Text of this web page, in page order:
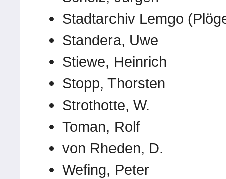
Stadtarchiv Lemgo
Standera, Uwe
Stiewe, Heinrich
Stopp, Thorsten
Strothotte, W.
Toman, Rolf
von Rheden, D.
Wefing, Peter